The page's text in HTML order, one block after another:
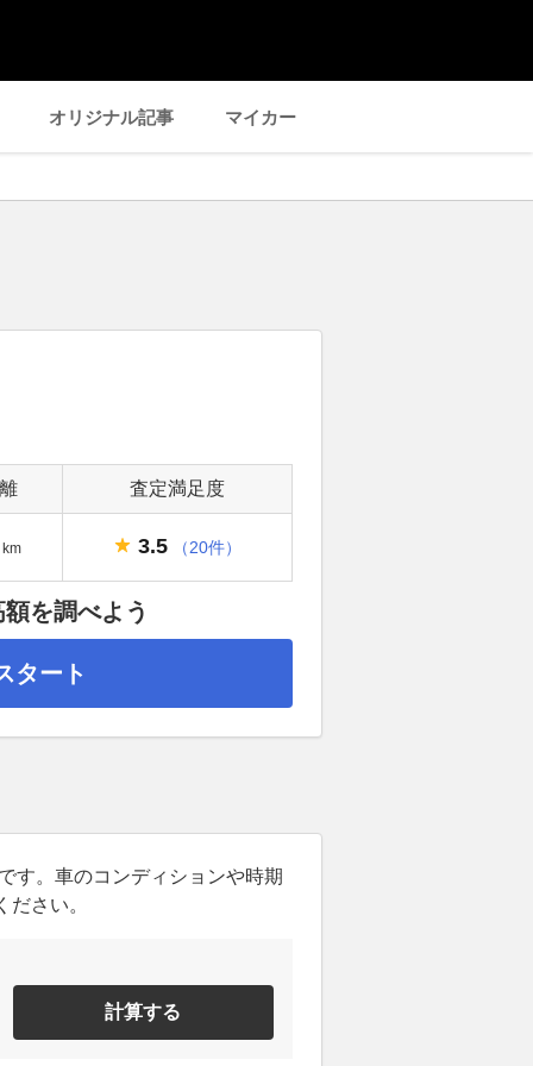
オリジナル記事 マイカー
査定満足度
km 3.5 （20件）
を調べよう
タート
す。車のコンディションや時期
さい。
計算する